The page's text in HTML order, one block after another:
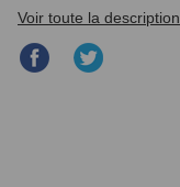
Voir toute la description
Partager